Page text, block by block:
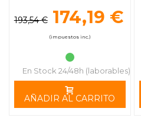
193,54 € 174,19 €
(impuestos inc.)
En Stock 24/48h (laborables)
AÑADIR AL CARRITO